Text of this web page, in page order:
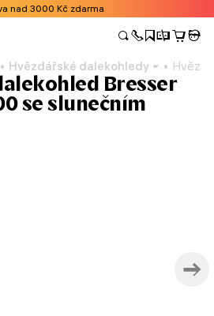
nad 3000 Kč zdarma
Hvězdářské dalekohledy
Bresser
se slunečním